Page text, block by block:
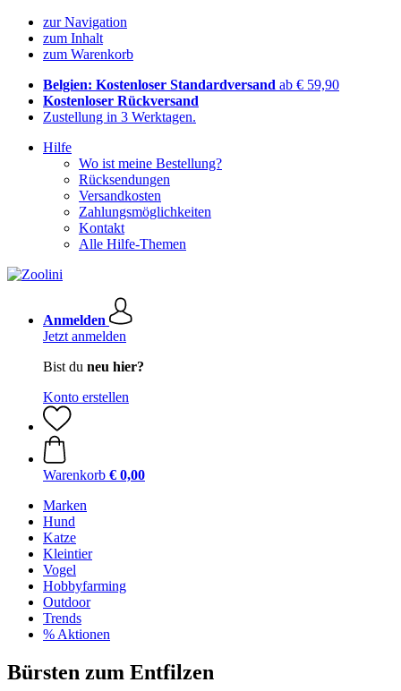
zur Navigation
zum Inhalt
zum Warenkorb
Belgien: Kostenloser Standardversand ab € 59,90
Kostenloser Rückversand
Zustellung in 3 Werktagen.
Hilfe
Wo ist meine Bestellung?
Rücksendungen
Versandkosten
Zahlungsmöglichkeiten
Kontakt
Alle Hilfe-Themen
Anmelden
Jetzt anmelden
Bist du neu hier?
Konto erstellen
Warenkorb € 0,00
Marken
Hund
Katze
Kleintier
Vogel
Hobbyfarming
Outdoor
Trends
% Aktionen
Bürsten zum Entfilzen